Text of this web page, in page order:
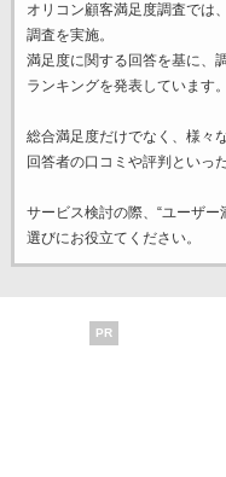
オリコン顧客満足度調査では
調査を実施。
満足度に関する回答を基に、
ランキングを発表しています。
総合満足度だけでなく、様々
回答者の口コミや評判といっ
サービス検討の際、“ユーザー
選びにお役立てください。
PR